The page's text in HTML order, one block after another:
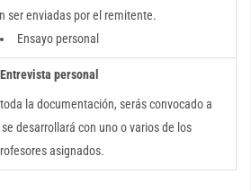
ser enviadas por el remitente.
Ensayo personal
Entrevista personal
la documentación, serás convocado a
desarrollará con uno o varios de los
asignados.